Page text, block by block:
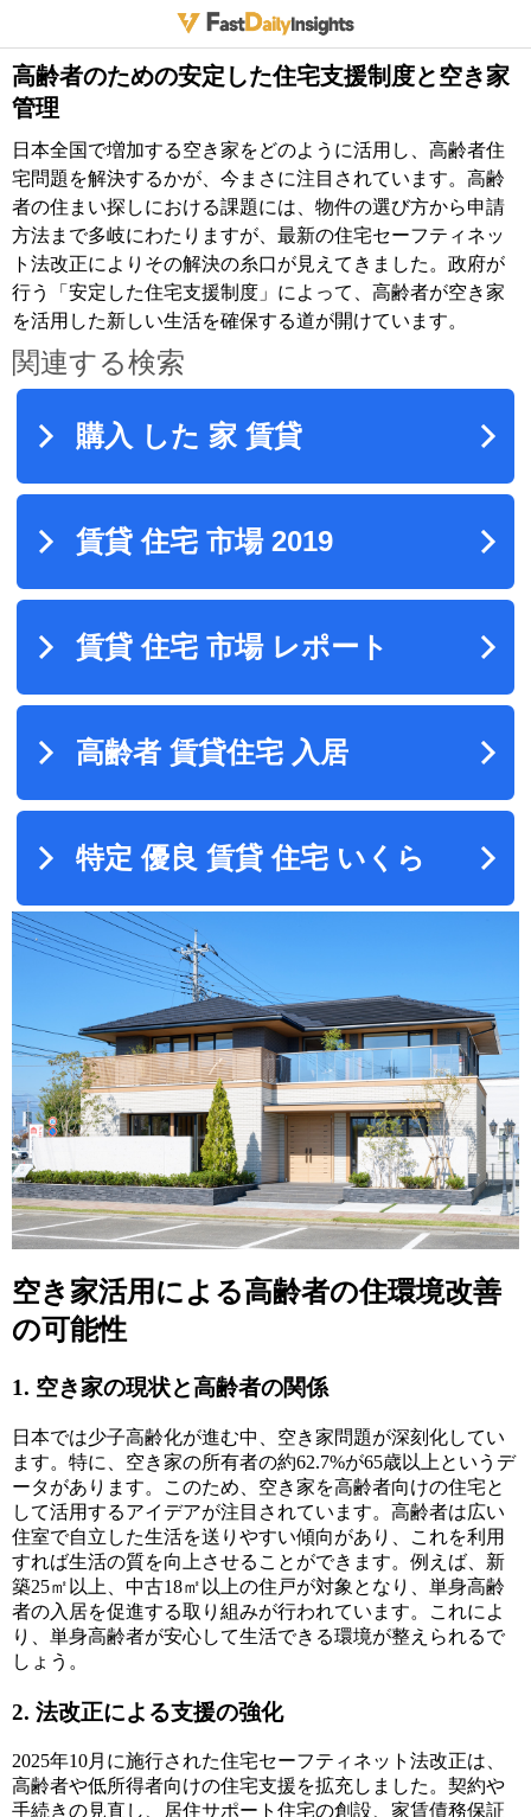
高齢者のための安定した住宅支援制度と空き家
管理
日本全国で増加する空き家をどのように活用し、高齢者住
宅問題を解決するかが、今まさに注目されています。高齢
者の住まい探しにおける課題には、物件の選び方から申請
方法まで多岐にわたりますが、最新の住宅セーフティネッ
ト法改正によりその解決の糸口が見えてきました。政府が
行う「安定した住宅支援制度」によって、高齢者が空き家
を活用した新しい生活を確保する道が開けています。
空き家活用による高齢者の住環境改善
の可能性
1. 空き家の現状と高齢者の関係
日本では少子高齢化が進む中、空き家問題が深刻化してい
ます。特に、空き家の所有者の約62.7%が65歳以上というデ
ータがあります。このため、空き家を高齢者向けの住宅と
して活用するアイデアが注目されています。高齢者は広い
住室で自立した生活を送りやすい傾向があり、これを利用
すれば生活の質を向上させることができます。例えば、新
築25㎡以上、中古18㎡以上の住戸が対象となり、単身高齢
者の入居を促進する取り組みが行われています。これによ
り、単身高齢者が安心して生活できる環境が整えられるで
しょう。
2. 法改正による支援の強化
2025年10月に施行された住宅セーフティネット法改正は、
高齢者や低所得者向けの住宅支援を拡充しました。契約や
手続きの見直し、居住サポート住宅の創設、家賃債務保証